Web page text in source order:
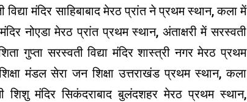
मंदिर साहिबाबाद मेरठ प्रांत ने प्रथम स्थान, कला में
नोएडा मेरठ प्रांत प्रथम स्थान, अंताक्षरी में सरस्वती
गुप्ता सरस्वती विद्या मंदिर शास्त्री नगर मेरठ प्रथम
मंडल सेरा जन शिक्षा उत्तराखंड प्रथम स्थान, कला
मंदिर सिकंदराबाद बुलंदशहर मेरठ प्रथम स्थान,